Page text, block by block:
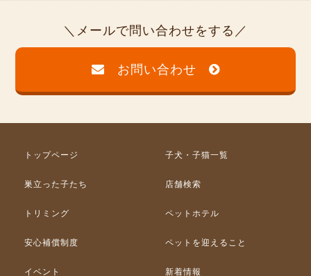
メールで問い合わせをする
お問い合わせ
トップページ 子犬・子猫一覧
巣立った子たち 店舗検索
トリミング ペットホテル
安心補償制度 ペットを迎えること
イベント 新着情報